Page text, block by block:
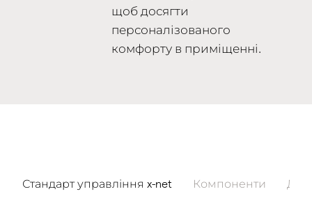
щоб досягти
персоналізованого
комфорту в приміщенні.
Стандарт управління x-net Компоненти